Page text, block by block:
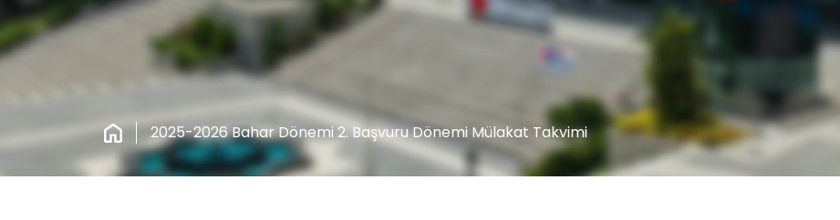
2025-2026 Bahar Dönemi 2. Başvuru Dönemi Mülakat Takvimi